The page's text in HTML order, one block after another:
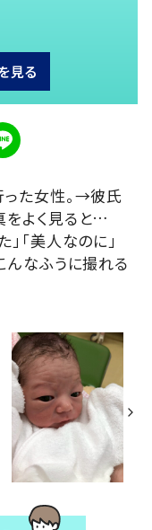
見る
た女性。→彼氏
をよく見ると…
」「美人なのに」
んなふうに撮れる